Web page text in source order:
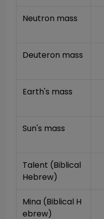
Neutron mass
Deuteron mass
Earth's mass
Sun's mass
Talent (Biblical
Hebrew)
Mina (Biblical H
ebrew)